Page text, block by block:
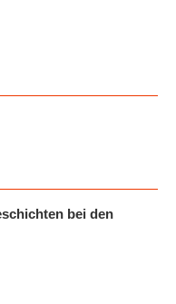
bei den